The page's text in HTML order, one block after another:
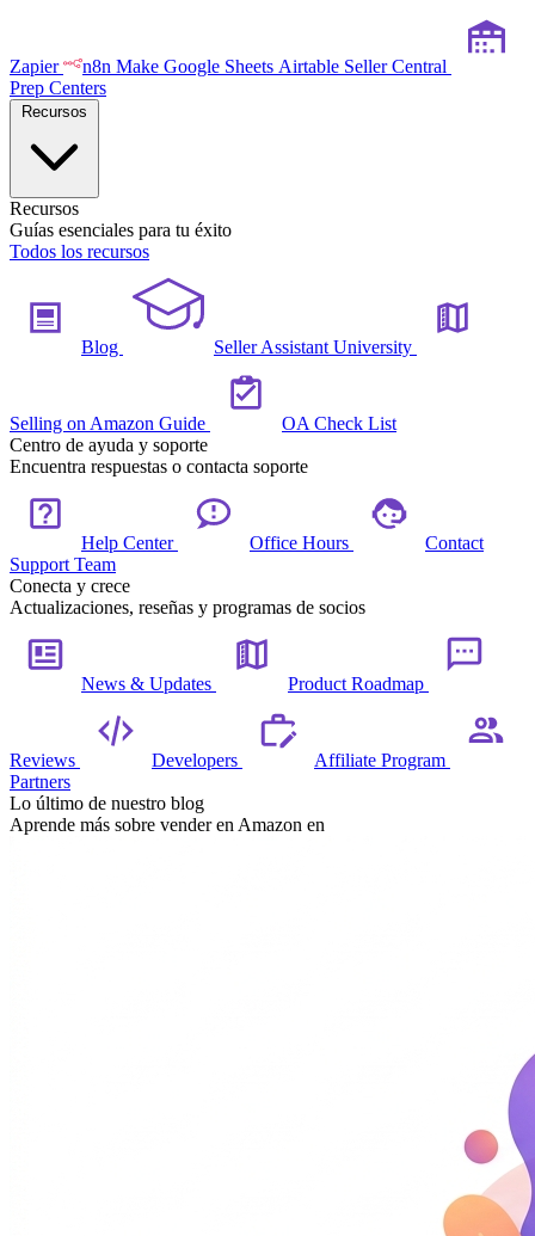
Zapier n8n Make Google Sheets Airtable Seller Central
Prep Centers
Recursos
Guías esenciales para tu éxito
Todos los recursos
Blog Seller Assistant University
Selling on Amazon Guide
OA Check List
Centro de ayuda y soporte
Encuentra respuestas o contacta soporte
Help Center Office Hours
Contact
Support Team
Conecta y crece
Actualizaciones, reseñas y programas de socios
News & Updates Product Roadmap
Reviews Developers
Affiliate Program
Partners
Lo último de nuestro blog
Aprende más sobre vender en Amazon en